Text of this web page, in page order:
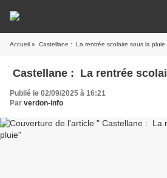
Accueil » Castellane : La rentrée scolaire sous la pluie
Castellane : La rentrée
Publié le 02/09/2025 à 16:21
Par verdon-info